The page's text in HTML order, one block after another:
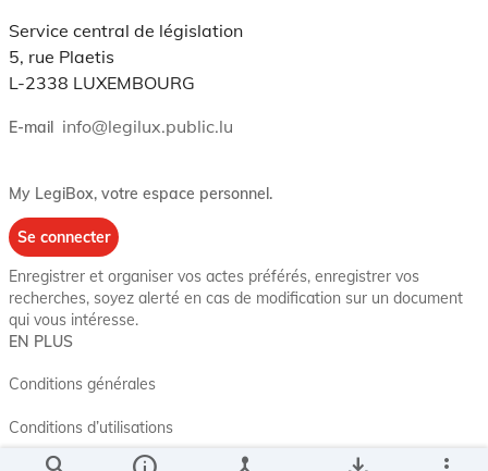
Service central de législation
5, rue Plaetis
L-2338 LUXEMBOURG
E-mail info@legilux.public.lu
My LegiBox, votre espace personnel.
Se connecter
Enregistrer et organiser vos actes préférés, enregistrer vos
recherches, soyez alerté en cas de modification sur un document
qui vous intéresse.
EN PLUS
Conditions générales
Conditions d’utilisations